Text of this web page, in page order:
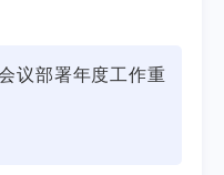
议部署年度工作重